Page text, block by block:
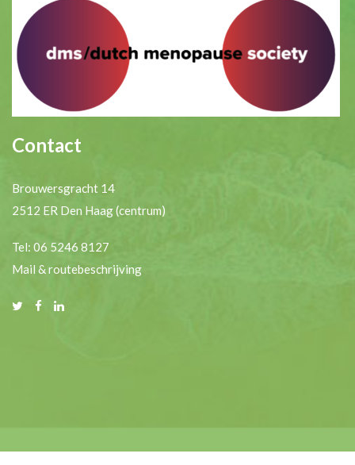
Contact
Brouwersgracht 14
2512 ER Den Haag (centrum)
Tel: 06 5246 8127
Mail & routebeschrijving